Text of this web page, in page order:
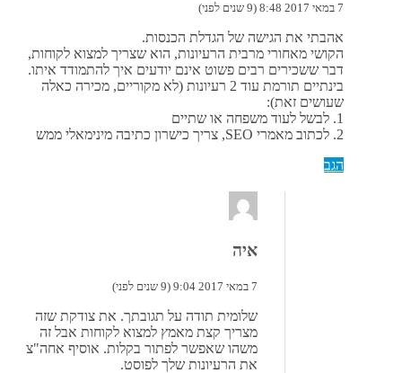
7 במאי 2017 8:48 (9 שנים לפני)
אהבתי את הגישה של הגדלת הכנסות.
הקושי מאחורי מרבית הרעיונות, הוא שצריך למצוא לקוחות,
דבר ששכירים רבים פשוט אינם יודעים איך להתמודד איתו.
בינתיים תורמת עוד 2 רעיונות (לא מקוריים, מכירה כאלה
שעושים זאת):
1. לבשל לעוד משפחה או שתיים
2. לכתוב מאמרי SEO, צריך כישרון כתיבה מינימאלי ממש
הגב
איה
7 במאי 2017 9:04 (9 שנים לפני)
שלומית תודה על תגובתך. את צודקת שזה
מצריך קצת מאמץ למצוא לקוחות אבל זה
משהו שאפשר לפתור בקלות. אוסיף אחה"צ
את הרעיונות שלך לפוסט.